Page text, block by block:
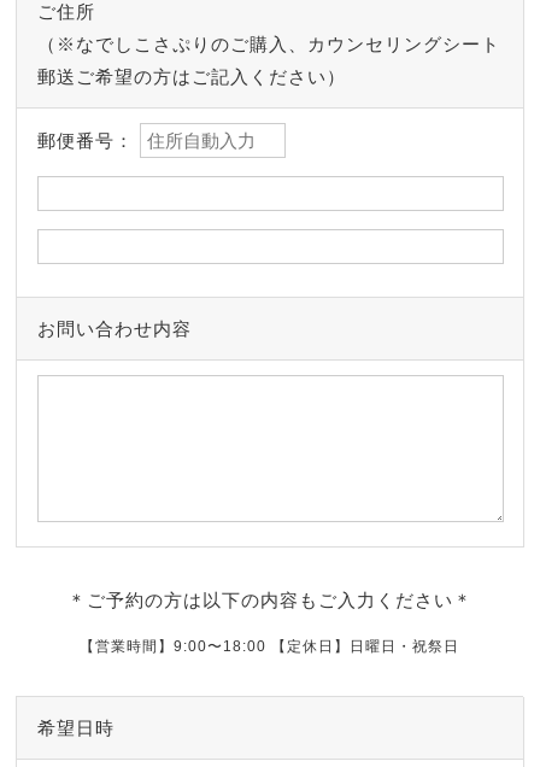
ご住所
（※なでしこさぷりのご購入、カウンセリングシート
郵送ご希望の方はご記入ください）
郵便番号：
お問い合わせ内容
＊ご予約の方は以下の内容もご入力ください＊
【営業時間】9:00〜18:00 【定休日】日曜日・祝祭日
希望日時